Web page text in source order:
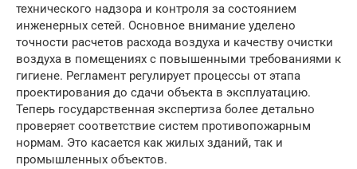
технического надзора и контроля за состоянием
инженерных сетей. Основное внимание уделено
точности расчетов расхода воздуха и качеству очистки
воздуха в помещениях с повышенными требованиями к
гигиене. Регламент регулирует процессы от этапа
проектирования до сдачи объекта в эксплуатацию.
Теперь государственная экспертиза более детально
проверяет соответствие систем противопожарным
нормам. Это касается как жилых зданий, так и
промышленных объектов.